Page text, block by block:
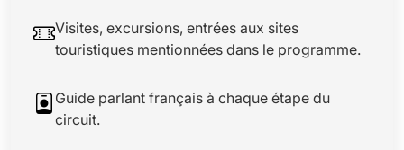
Visites, excursions, entrées aux sites
touristiques mentionnées dans le programme.
Guide parlant français à chaque étape du
circuit.